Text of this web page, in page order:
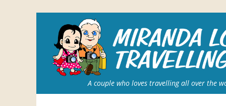
A couple who loves travelling all over the